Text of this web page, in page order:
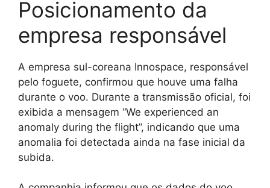
Posicionamento da
empresa responsável
A empresa sul-coreana Innospace, responsável
pelo foguete, confirmou que houve uma falha
durante o voo. Durante a transmissão oficial, foi
exibida a mensagem “We experienced an
anomaly during the flight”, indicando que uma
anomalia foi detectada ainda na fase inicial da
subida.